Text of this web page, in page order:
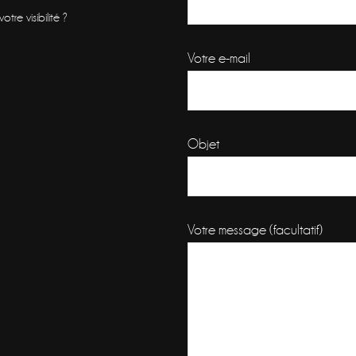
visibilité ?
Votre e-mail
Objet
Votre message (facultatif)